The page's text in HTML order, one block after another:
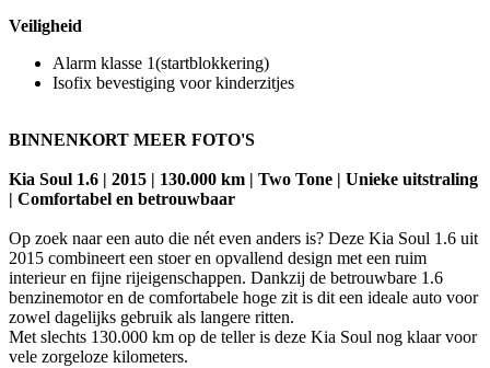
Veiligheid
Alarm klasse 1(startblokkering)
Isofix bevestiging voor kinderzitjes
BINNENKORT MEER FOTO'S
Kia Soul 1.6 | 2015 | 130.000 km | Two Tone | Unieke uitstraling
| Comfortabel en betrouwbaar
Op zoek naar een auto die nét even anders is? Deze Kia Soul 1.6 uit
2015 combineert een stoer en opvallend design met een ruim
interieur en fijne rijeigenschappen. Dankzij de betrouwbare 1.6
benzinemotor en de comfortabele hoge zit is dit een ideale auto voor
zowel dagelijks gebruik als langere ritten.
Met slechts 130.000 km op de teller is deze Kia Soul nog klaar voor
vele zorgeloze kilometers.